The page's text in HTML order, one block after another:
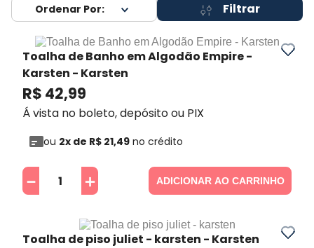
Filtrar
Toalha de Banho em Algodão Empire -
Karsten - Karsten
R$ 42,99
Á vista no boleto, depósito ou PIX
ou 2x de R$ 21,49 no crédito
＋
－ ADICIONAR AO CARRINHO
Toalha de piso juliet - karsten - Karsten